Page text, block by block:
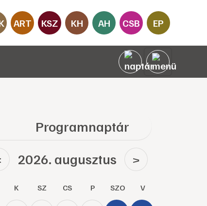
ART KSZ KH AH CSB EP
Programnaptár
2026. augusztus >
K SZ CS P SZO V